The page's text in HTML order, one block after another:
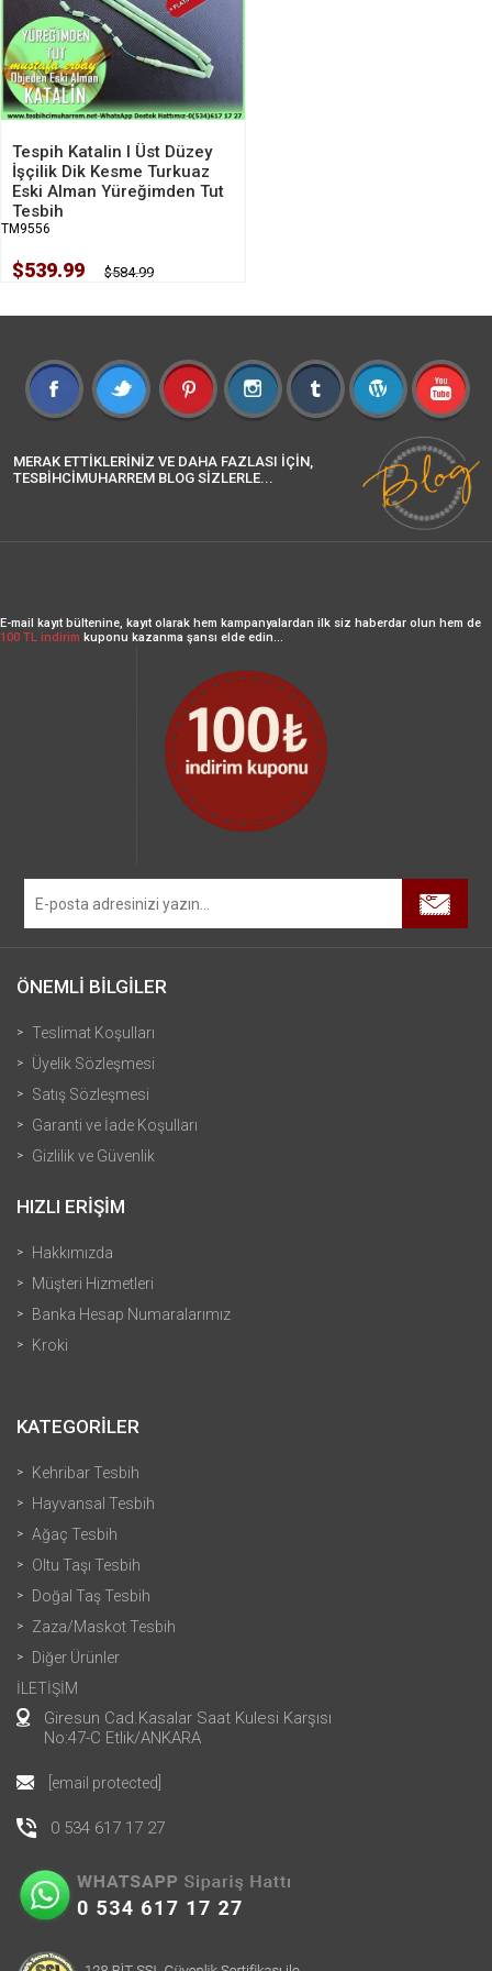
Tespih Katalin I Üst Düzey
İşçilik Dik Kesme Turkuaz
Eski Alman Yüreğimden Tut
Tesbih
TM9556
$539.99 $584.99
MERAK ETTİKLERİNİZ VE DAHA FAZLASI İÇİN,
TESBİHCİMUHARREM BLOG SİZLERLE...
E-mail kayıt bültenine, kayıt olarak hem kampanyalardan ilk siz haberdar olun hem de
100 TL indirim kuponu kazanma şansı elde edin...
ÖNEMLİ BİLGİLER
Teslimat Koşulları
Üyelik Sözleşmesi
Satış Sözleşmesi
Garanti ve İade Koşulları
Gizlilik ve Güvenlik
HIZLI ERİŞİM
Hakkımızda
Müşteri Hizmetleri
Banka Hesap Numaralarımız
Kroki
KATEGORİLER
Kehribar Tesbih
Hayvansal Tesbih
Ağaç Tesbih
Oltu Taşı Tesbih
Doğal Taş Tesbih
Zaza/Maskot Tesbih
Diğer Ürünler
İLETİŞİM
Giresun Cad.Kasalar Saat Kulesi Karşısı
No:47-C Etlik/ANKARA
[email protected]
0 534 617 17 27